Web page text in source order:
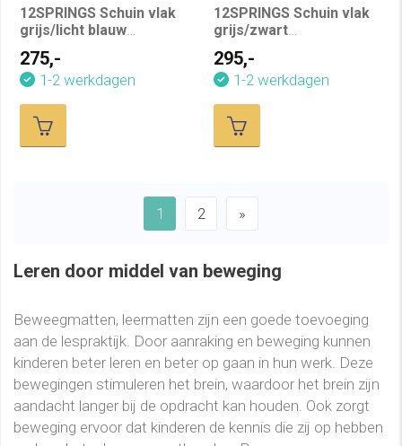
12SPRINGS Schuin vlak
grijs/licht blauw
L200xB100xH40 cm
275,-
1-2 werkdagen
12SPRINGS Schuin vlak
grijs/zwart
L200xB100xH60 cm
295,-
1-2 werkdagen
1 2 »
Leren door middel van beweging
Beweegmatten, leermatten zijn een goede toevoeging
aan de lespraktijk. Door aanraking en beweging kunnen
kinderen beter leren en beter op gaan in hun werk. Deze
bewegingen stimuleren het brein, waardoor het brein zijn
aandacht langer bij de opdracht kan houden. Ook zorgt
beweging ervoor dat kinderen de kennis die zij op hebben